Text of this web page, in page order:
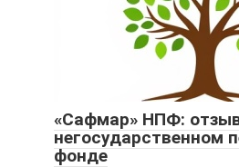
«Сафмар» НПФ:
негосударственном
фонде